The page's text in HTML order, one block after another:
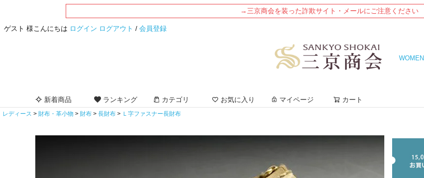
→三京商会を装った詐欺サイト・メールにご注意ください
ゲスト 様こんにちは ログイン ログアウト / 会員登録
WOMEN
新着商品 ランキング カテゴリ お気に入り マイページ カート
レディース 財布・革小物 財布 長財布 Ｌ字ファスナー長財布